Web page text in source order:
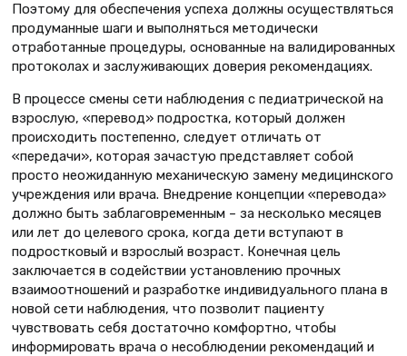
Поэтому для обеспечения успеха должны осуществляться
продуманные шаги и выполняться методически
отработанные процедуры, основанные на валидированных
протоколах и заслуживающих доверия рекомендациях.
В процессе смены сети наблюдения с педиатрической на
взрослую, «перевод» подростка, который должен
происходить постепенно, следует отличать от
«передачи», которая зачастую представляет собой
просто неожиданную механическую замену медицинского
учреждения или врача. Внедрение концепции «перевода»
должно быть заблаговременным – за несколько месяцев
или лет до целевого срока, когда дети вступают в
подростковый и взрослый возраст. Конечная цель
заключается в содействии установлению прочных
взаимоотношений и разработке индивидуального плана в
новой сети наблюдения, что позволит пациенту
чувствовать себя достаточно комфортно, чтобы
информировать врача о несоблюдении рекомендаций и